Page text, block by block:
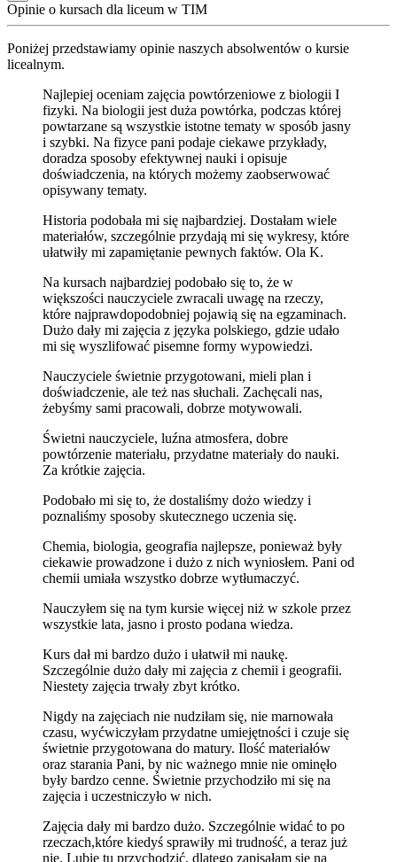
Opinie o kursach dla liceum w TIM
Poniżej przedstawiamy opinie naszych absolwentów o kursie
licealnym.
Najlepiej oceniam zajęcia powtórzeniowe z biologii I
fizyki. Na biologii jest duża powtórka, podczas której
powtarzane są wszystkie istotne tematy w sposób jasny
i szybki. Na fizyce pani podaje ciekawe przykłady,
doradza sposoby efektywnej nauki i opisuje
doświadczenia, na których możemy zaobserwować
opisywany tematy.
Historia podobała mi się najbardziej. Dostałam wiele
materiałów, szczególnie przydają mi się wykresy, które
ułatwiły mi zapamiętanie pewnych faktów. Ola K.
Na kursach najbardziej podobało się to, że w
większości nauczyciele zwracali uwagę na rzeczy,
które najprawdopodobniej pojawią się na egzaminach.
Dużo dały mi zajęcia z języka polskiego, gdzie udało
mi się wyszlifować pisemne formy wypowiedzi.
Nauczyciele świetnie przygotowani, mieli plan i
doświadczenie, ale też nas słuchali. Zachęcali nas,
żebyśmy sami pracowali, dobrze motywowali.
Świetni nauczyciele, luźna atmosfera, dobre
powtórzenie materiału, przydatne materiały do nauki.
Za krótkie zajęcia.
Podobało mi się to, że dostaliśmy dożo wiedzy i
poznaliśmy sposoby skutecznego uczenia się.
Chemia, biologia, geografia najlepsze, ponieważ były
ciekawie prowadzone i dużo z nich wyniosłem. Pani od
chemii umiała wszystko dobrze wytłumaczyć.
Nauczyłem się na tym kursie więcej niż w szkole przez
wszystkie lata, jasno i prosto podana wiedza.
Kurs dał mi bardzo dużo i ułatwił mi naukę.
Szczególnie dużo dały mi zajęcia z chemii i geografii.
Niestety zajęcia trwały zbyt krótko.
Nigdy na zajęciach nie nudziłam się, nie marnowała
czasu, wyćwiczyłam przydatne umiejętności i czuje się
świetnie przygotowana do matury. Ilość materiałów
oraz starania Pani, by nic ważnego mnie nie ominęło
były bardzo cenne. Świetnie przychodziło mi się na
zajęcia i uczestniczyło w nich.
Zajęcia dały mi bardzo dużo. Szczególnie widać to po
rzeczach,które kiedyś sprawiły mi trudność, a teraz już
nie. Lubię tu przychodzić, dlatego zapisałam się na